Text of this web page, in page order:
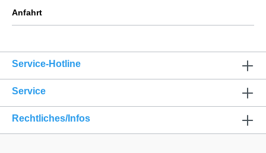
Anfahrt
Service-Hotline
Service
Rechtliches/Infos